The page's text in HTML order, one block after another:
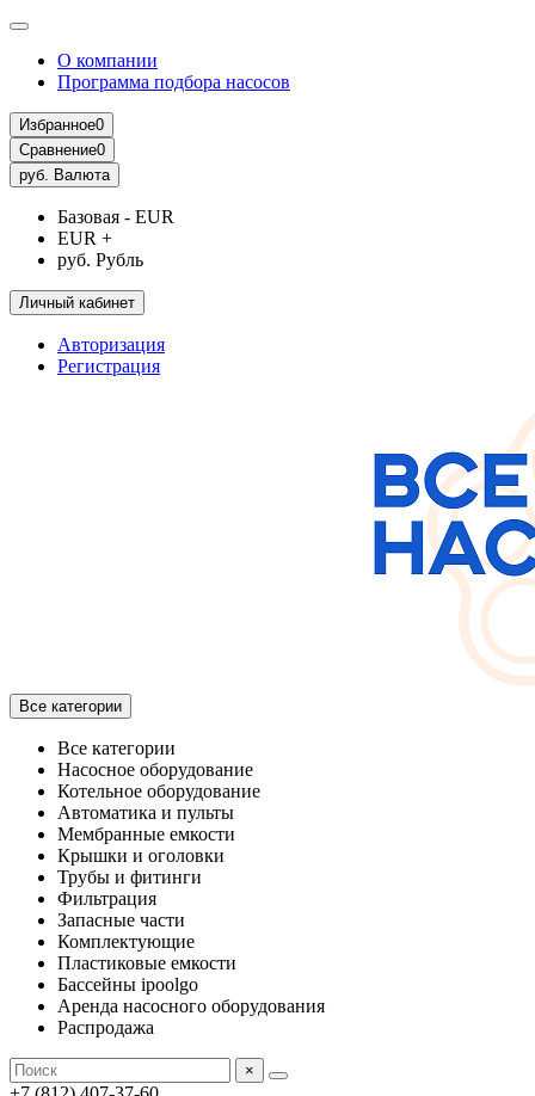
О компании
Программа подбора насосов
Избранное0
Сравнение0
руб. Валюта
Базовая - EUR
EUR +
руб. Рубль
Личный кабинет
Авторизация
Регистрация
Все категории
Все категории
Насосное оборудование
Котельное оборудование
Автоматика и пульты
Мембранные емкости
Крышки и оголовки
Трубы и фитинги
Фильтрация
Запасные части
Комплектующие
Пластиковые емкости
Бассейны ipoolgo
Аренда насосного оборудования
Распродажа
×